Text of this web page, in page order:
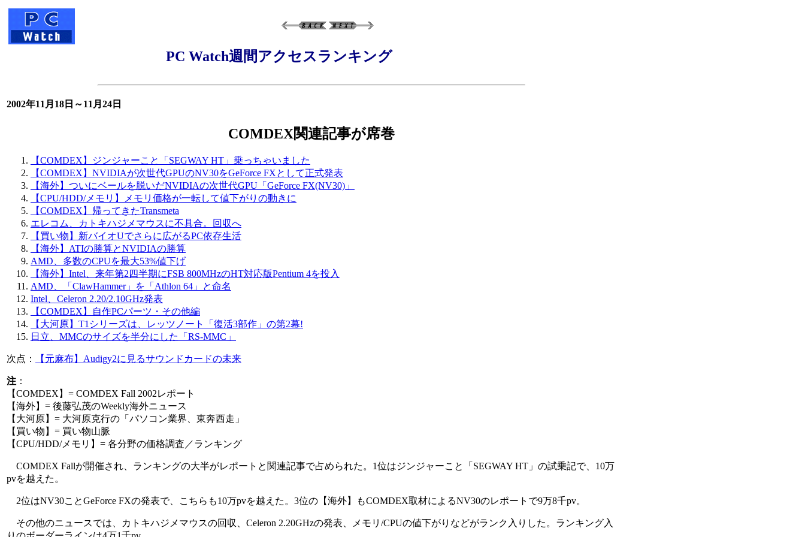
PC Watch週間アクセスランキング
2002年11月18日～11月24日
COMDEX関連記事が席巻
【COMDEX】ジンジャーこと「SEGWAY HT」乗っちゃいました
【COMDEX】NVIDIAが次世代GPUのNV30をGeForce FXとして正式発表
【海外】ついにベールを脱いだNVIDIAの次世代GPU「GeForce FX(NV30)」
【CPU/HDD/メモリ】メモリ価格が一転して値下がりの動きに
【COMDEX】帰ってきたTransmeta
エレコム、カトキハジメマウスに不具合。回収へ
【買い物】新バイオUでさらに広がるPC依存生活
【海外】ATIの勝算とNVIDIAの勝算
AMD、多数のCPUを最大53%値下げ
【海外】Intel、来年第2四半期にFSB 800MHzのHT対応版Pentium 4を投入
AMD、「ClawHammer」を「Athlon 64」と命名
Intel、Celeron 2.20/2.10GHz発表
【COMDEX】自作PCパーツ・その他編
【大河原】T1シリーズは、レッツノート「復活3部作」の第2幕!
日立、MMCのサイズを半分にした「RS-MMC」
次点： 【元麻布】Audigy2に見るサウンドカードの未来
注 ：
【COMDEX】= COMDEX Fall 2002レポート
【海外】= 後藤弘茂のWeekly海外ニュース
【大河原】= 大河原克行の「パソコン業界、東奔西走」
【買い物】= 買い物山脈
【CPU/HDD/メモリ】= 各分野の価格調査／ランキング
COMDEX Fallが開催され、ランキングの大半がレポートと関連記事で占められた。1位はジンジャーこと「SEGWAY HT」の試乗記で、10万
pvを越えた。
2位はNV30ことGeForce FXの発表で、こちらも10万pvを越えた。3位の【海外】もCOMDEX取材によるNV30のレポートで9万8千pv。
その他のニュースでは、カトキハジメマウスの回収、Celeron 2.20GHzの発表、メモリ/CPUの値下がりなどがランク入りした。ランキング入